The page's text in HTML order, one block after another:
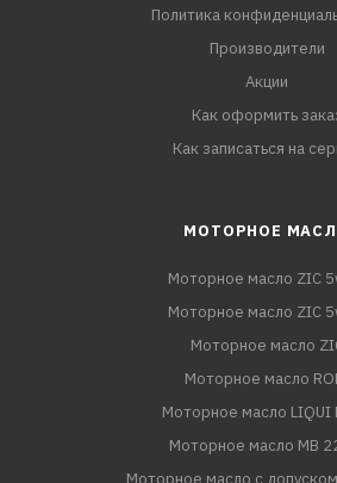
Политика
Производители
Акции
Как оформить
Как записаться на
МОТОРНОЕ
Моторное масло ZIC
Моторное масло ZIC
Моторное масло
Моторное масло
Моторное масло LIQUI
Моторное масло MB
Моторное масло с